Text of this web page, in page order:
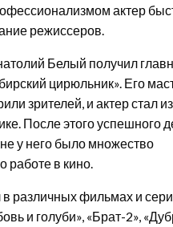
актер
режиссеров.
Белый получил
цирюльник». Его
зрителей, и актер стал
После этого успешного
у него было множество
работе в кино.
различных фильмах и
и голуби», «Брат-2»,